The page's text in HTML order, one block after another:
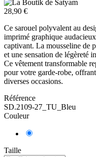
28,90 €
Ce sarouel polyvalent au
imprimé graphique
captivant. La mousseline de
et une sensation de légèreté
Ce vêtement transformable
pour votre garde-robe,
diverses occasions.
Référence
SD.2109-27_TU_Bleu
Couleur
Taille